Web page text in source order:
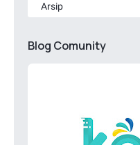
Blog Comunity